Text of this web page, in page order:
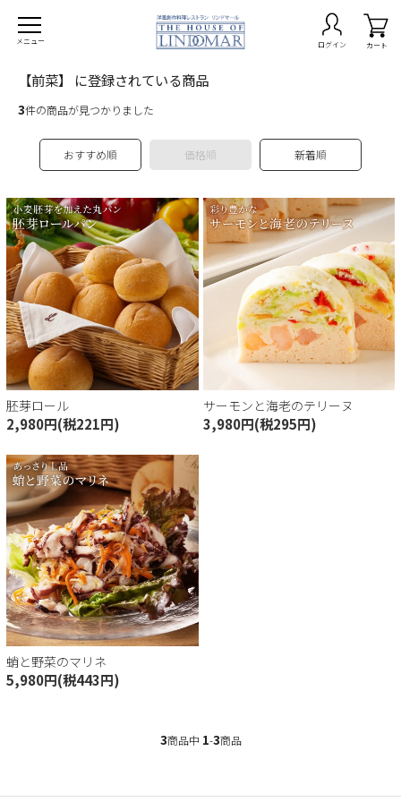
メニュー ログイン カート
-期間限定商品-
ハンバーグ
パスタ
カレー
ープ
レストラン
セット
ット
員登録
ン
を見る
【前菜】 に登録されている商品
3件の商品が見つかりました
おすすめ順 価格順 新着順
胚芽ロール
2,980円(税221円)
サーモンと海老のテリーヌ
3,980円(税295円)
蛸と野菜のマリネ
5,980円(税443円)
3商品中 1-3商品